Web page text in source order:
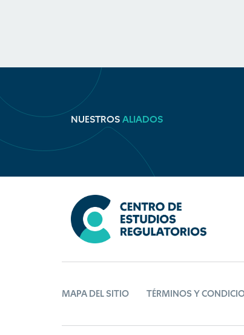
NUESTROS ALIADOS
MAPA DEL SITIO TÉRMINOS Y